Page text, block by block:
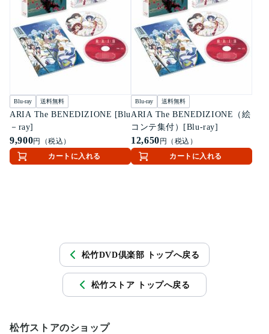
Blu-ray 送料無料
ARIA The BENEDIZIONE [Blu
－ray]
9,900円（税込）
カートに入れる
Blu-ray 送料無料
ARIA The BENEDIZIONE（絵
コンテ集付）[Blu-ray]
12,650 円（税込）
カートに入れる
松竹DVD倶楽部 トップへ戻る
松竹ストア トップへ戻る
松竹ストアのショップ